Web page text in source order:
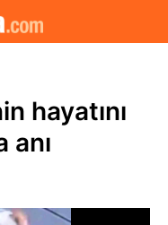
hayatını